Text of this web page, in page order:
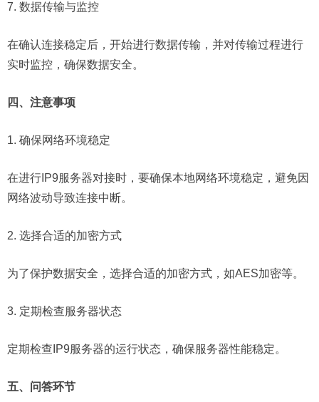
7. 数据传输与监控
在确认连接稳定后，开始进行数据传输，并对传输过程进行
实时监控，确保数据安全。
四、注意事项
1. 确保网络环境稳定
在进行IP9服务器对接时，要确保本地网络环境稳定，避免因
网络波动导致连接中断。
2. 选择合适的加密方式
为了保护数据安全，选择合适的加密方式，如AES加密等。
3. 定期检查服务器状态
定期检查IP9服务器的运行状态，确保服务器性能稳定。
五、问答环节